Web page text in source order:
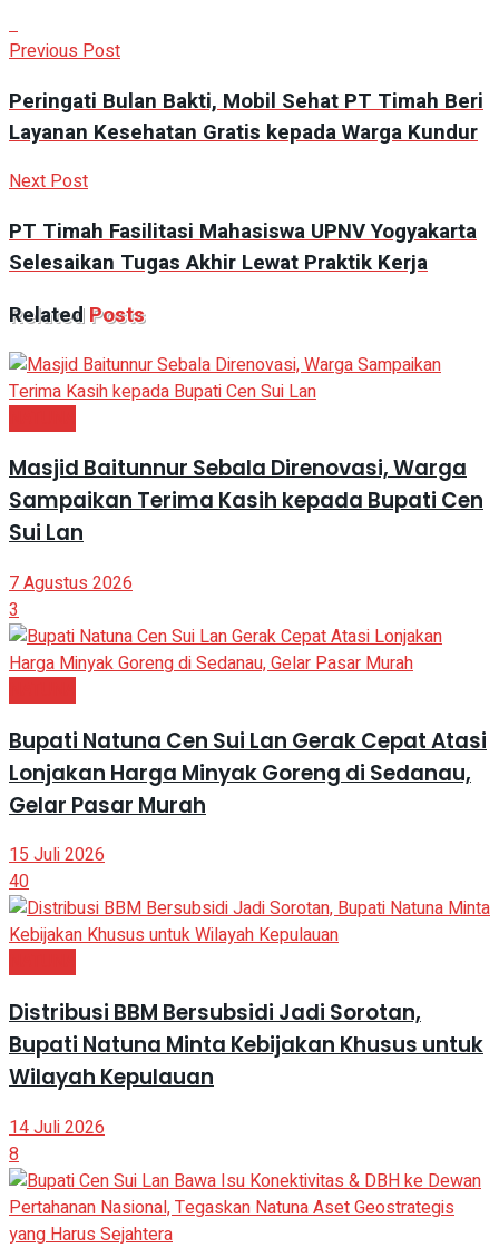
Previous Post
Peringati Bulan Bakti, Mobil Sehat PT Timah Beri
Layanan Kesehatan Gratis kepada Warga Kundur
Next Post
PT Timah Fasilitasi Mahasiswa UPNV Yogyakarta
Selesaikan Tugas Akhir Lewat Praktik Kerja
RelatedPosts
Masjid Baitunnur Sebala Direnovasi, Warga
Sampaikan Terima Kasih kepada Bupati Cen
Sui Lan
7 Agustus 2026
3
Bupati Natuna Cen Sui Lan Gerak Cepat Atasi
Lonjakan Harga Minyak Goreng di Sedanau,
Gelar Pasar Murah
15 Juli 2026
40
Distribusi BBM Bersubsidi Jadi Sorotan,
Bupati Natuna Minta Kebijakan Khusus untuk
Wilayah Kepulauan
14 Juli 2026
8